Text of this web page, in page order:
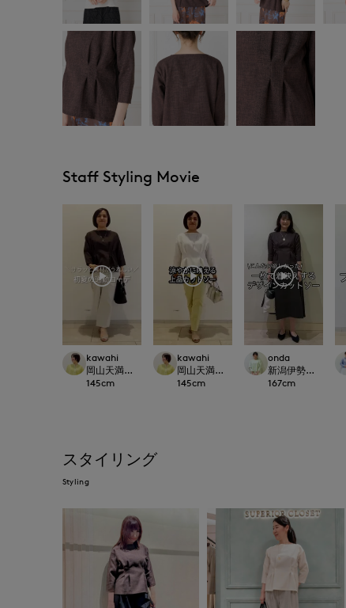
Staff Styling Movie
kawahi
岡山天満屋7-IDconcept.
145cm
kawahi
岡山天満屋7-IDconcept.
145cm
onda
新潟伊勢丹7-
167cm
スタイリング
Styling